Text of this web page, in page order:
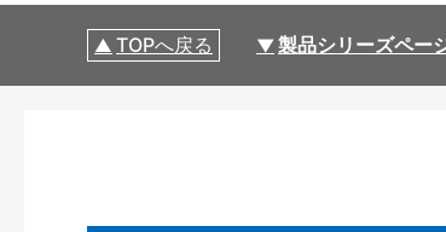
TOPへ戻る 製品シリーズペー